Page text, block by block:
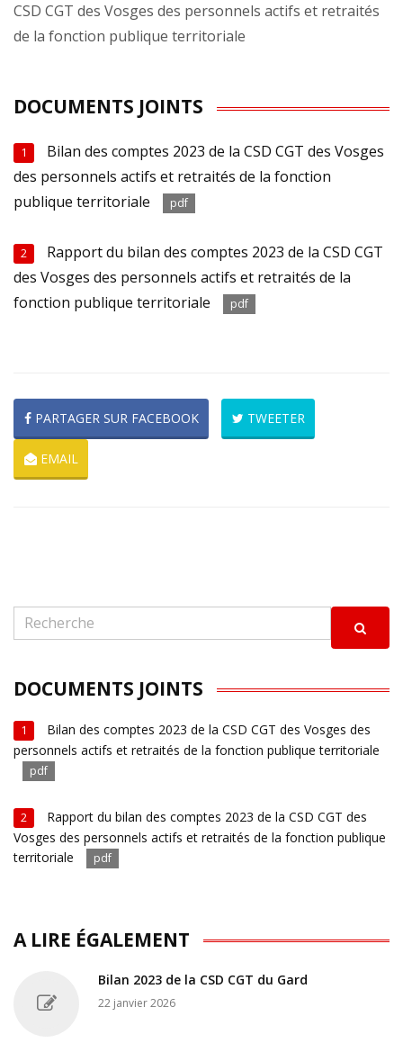
CSD CGT des Vosges des personnels actifs et retraités
de la fonction publique territoriale
DOCUMENTS JOINTS
1
Bilan des comptes 2023 de la CSD CGT des Vosges
des personnels actifs et retraités de la fonction
publique territoriale
pdf
2
Rapport du bilan des comptes 2023 de la CSD CGT
des Vosges des personnels actifs et retraités de la
fonction publique territoriale
pdf
PARTAGER SUR FACEBOOK TWEETER
EMAIL
DOCUMENTS JOINTS
1
Bilan des comptes 2023 de la CSD CGT des Vosges des
personnels actifs et retraités de la fonction publique territoriale
pdf
2
Rapport du bilan des comptes 2023 de la CSD CGT des
Vosges des personnels actifs et retraités de la fonction publique
territoriale
pdf
A LIRE ÉGALEMENT
Bilan 2023 de la CSD CGT du Gard
22 janvier 2026